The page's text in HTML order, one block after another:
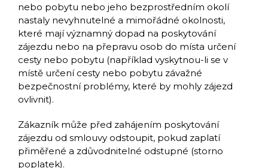
nebo pobytu nebo jeho bezprostředním okolí
nastaly nevyhnutelné a mimořádné okolnosti,
které mají významný dopad na poskytování
zájezdu nebo na přepravu osob do místa určení
cesty nebo pobytu (například vyskytnou-li se v
místě určení cesty nebo pobytu závažné
bezpečnostní problémy, které by mohly zájezd
ovlivnit).
Zákazník může před zahájením poskytování
zájezdu od smlouvy odstoupit, pokud zaplatí
přiměřené a zdůvodnitelné odstupné (storno
poplatek).